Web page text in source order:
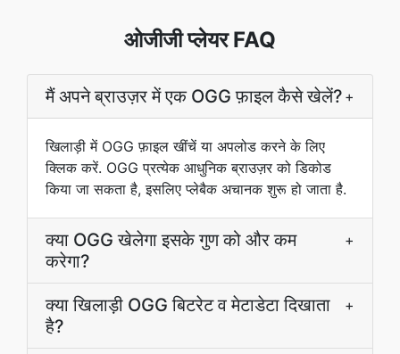
ओजीजी प्लेयर FAQ
मैं अपने ब्राउज़र में एक OGG फ़ाइल कैसे खेलें? +
खिलाड़ी में OGG फ़ाइल खींचें या अपलोड करने के लिए
क्लिक करें. OGG प्रत्येक आधुनिक ब्राउज़र को डिकोड
किया जा सकता है, इसलिए प्लेबैक अचानक शुरू हो जाता है.
क्या OGG खेलेगा इसके गुण को और कम
करेगा?
+
क्या खिलाड़ी OGG बिटरेट व मेटाडेटा दिखाता
है?
+